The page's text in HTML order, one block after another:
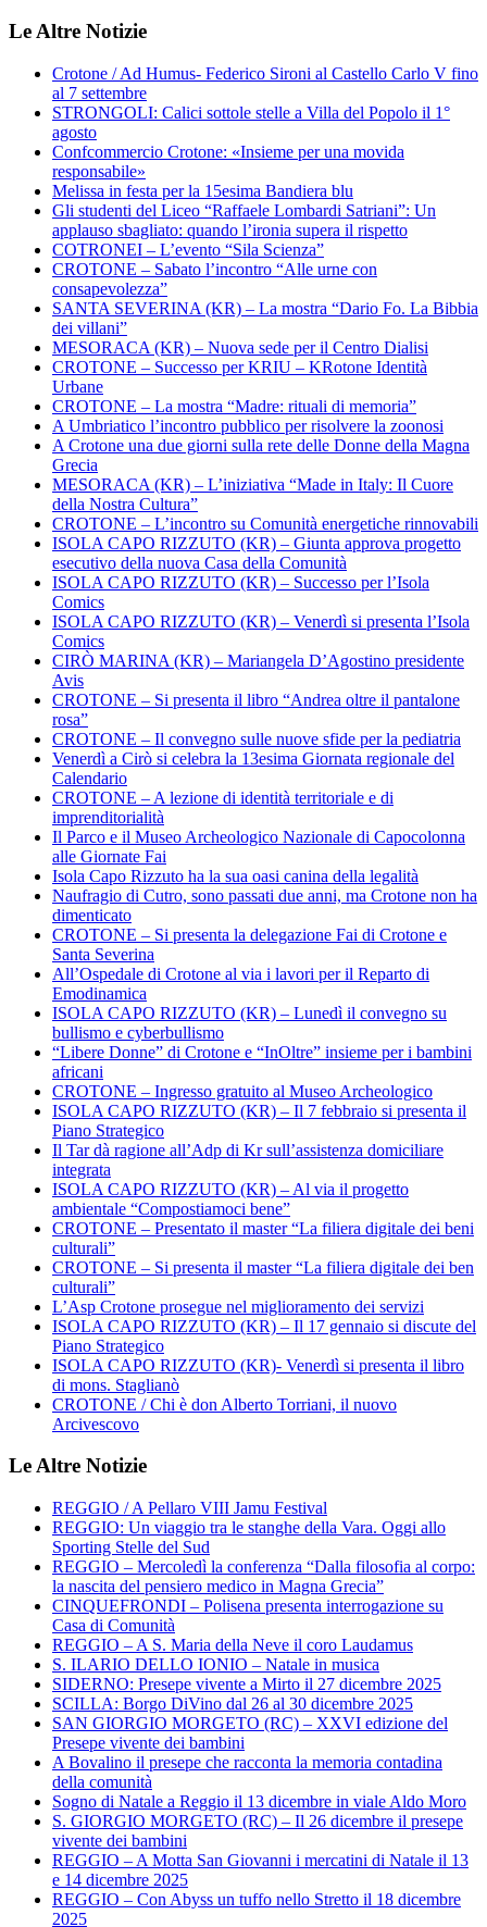
Le Altre Notizie
Crotone / Ad Humus- Federico Sironi al Castello Carlo V fino
al 7 settembre
STRONGOLI: Calici sottole stelle a Villa del Popolo il 1°
agosto
Confcommercio Crotone: «Insieme per una movida
responsabile»
Melissa in festa per la 15esima Bandiera blu
Gli studenti del Liceo “Raffaele Lombardi Satriani”: Un
applauso sbagliato: quando l’ironia supera il rispetto
COTRONEI – L’evento “Sila Scienza”
CROTONE – Sabato l’incontro “Alle urne con
consapevolezza”
SANTA SEVERINA (KR) – La mostra “Dario Fo. La Bibbia
dei villani”
MESORACA (KR) – Nuova sede per il Centro Dialisi
CROTONE – Successo per KRIU – KRotone Identità
Urbane
CROTONE – La mostra “Madre: rituali di memoria”
A Umbriatico l’incontro pubblico per risolvere la zoonosi
A Crotone una due giorni sulla rete delle Donne della Magna
Grecia
MESORACA (KR) – L’iniziativa “Made in Italy: Il Cuore
della Nostra Cultura”
CROTONE – L’incontro su Comunità energetiche rinnovabili
ISOLA CAPO RIZZUTO (KR) – Giunta approva progetto
esecutivo della nuova Casa della Comunità
ISOLA CAPO RIZZUTO (KR) – Successo per l’Isola
Comics
ISOLA CAPO RIZZUTO (KR) – Venerdì si presenta l’Isola
Comics
CIRÒ MARINA (KR) – Mariangela D’Agostino presidente
Avis
CROTONE – Si presenta il libro “Andrea oltre il pantalone
rosa”
CROTONE – Il convegno sulle nuove sfide per la pediatria
Venerdì a Cirò si celebra la 13esima Giornata regionale del
Calendario
CROTONE – A lezione di identità territoriale e di
imprenditorialità
Il Parco e il Museo Archeologico Nazionale di Capocolonna
alle Giornate Fai
Isola Capo Rizzuto ha la sua oasi canina della legalità
Naufragio di Cutro, sono passati due anni, ma Crotone non ha
dimenticato
CROTONE – Si presenta la delegazione Fai di Crotone e
Santa Severina
All’Ospedale di Crotone al via i lavori per il Reparto di
Emodinamica
ISOLA CAPO RIZZUTO (KR) – Lunedì il convegno su
bullismo e cyberbullismo
“Libere Donne” di Crotone e “InOltre” insieme per i bambini
africani
CROTONE – Ingresso gratuito al Museo Archeologico
ISOLA CAPO RIZZUTO (KR) – Il 7 febbraio si presenta il
Piano Strategico
Il Tar dà ragione all’Adp di Kr sull’assistenza domiciliare
integrata
ISOLA CAPO RIZZUTO (KR) – Al via il progetto
ambientale “Compostiamoci bene”
CROTONE – Presentato il master “La filiera digitale dei beni
culturali”
CROTONE – Si presenta il master “La filiera digitale dei ben
culturali”
L’Asp Crotone prosegue nel miglioramento dei servizi
ISOLA CAPO RIZZUTO (KR) – Il 17 gennaio si discute del
Piano Strategico
ISOLA CAPO RIZZUTO (KR)- Venerdì si presenta il libro
di mons. Staglianò
CROTONE / Chi è don Alberto Torriani, il nuovo
Arcivescovo
Le Altre Notizie
REGGIO / A Pellaro VIII Jamu Festival
REGGIO: Un viaggio tra le stanghe della Vara. Oggi allo
Sporting Stelle del Sud
REGGIO – Mercoledì la conferenza “Dalla filosofia al corpo:
la nascita del pensiero medico in Magna Grecia”
CINQUEFRONDI – Polisena presenta interrogazione su
Casa di Comunità
REGGIO – A S. Maria della Neve il coro Laudamus
S. ILARIO DELLO IONIO – Natale in musica
SIDERNO: Presepe vivente a Mirto il 27 dicembre 2025
SCILLA: Borgo DiVino dal 26 al 30 dicembre 2025
SAN GIORGIO MORGETO (RC) – XXVI edizione del
Presepe vivente dei bambini
A Bovalino il presepe che racconta la memoria contadina
della comunità
Sogno di Natale a Reggio il 13 dicembre in viale Aldo Moro
S. GIORGIO MORGETO (RC) – Il 26 dicembre il presepe
vivente dei bambini
REGGIO – A Motta San Giovanni i mercatini di Natale il 13
e 14 dicembre 2025
REGGIO – Con Abyss un tuffo nello Stretto il 18 dicembre
2025